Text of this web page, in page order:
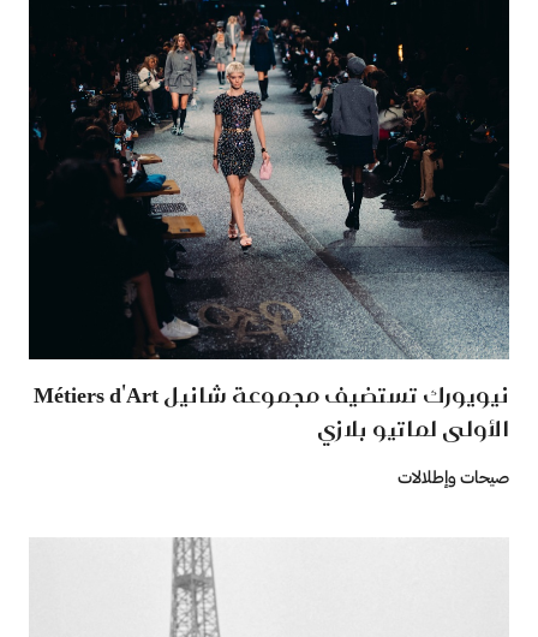
نيويورك تستضيف مجموعة شانيل Métiers d'Art
الأولى لماتيو بلازي
صيحات وإطلالات